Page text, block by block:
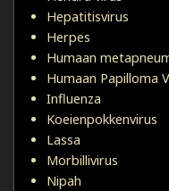
Hepatitisvirus
Herpes
Humaan
Humaan Papilloma
Influenza
Koeienpokkenvirus
Lassa
Morbillivirus
Nipah